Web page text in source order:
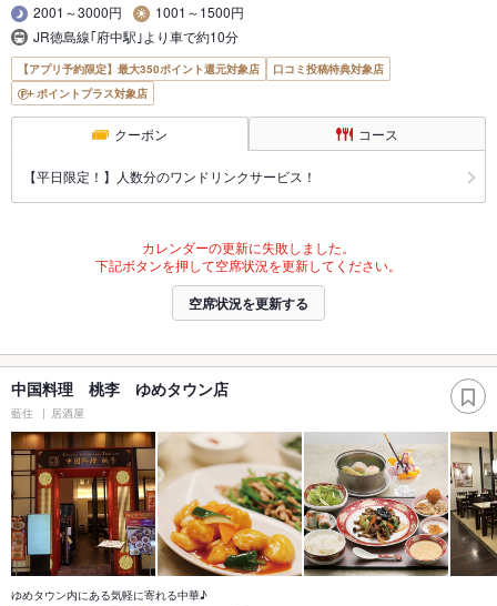
2001～3000円
1001～1500円
JR徳島線｢府中駅｣より車で約10分
【アプリ予約限定】最大350ポイント還元対象店
口コミ投稿特典対象店
ポイントプラス対象店
クーポン コース
【平日限定！】人数分のワンドリンクサービス！
カレンダーの更新に失敗しました。
下記ボタンを押して空席状況を更新してください。
空席状況を更新する
中国料理 桃李 ゆめタウン店
藍住 居酒屋
ゆめタウン内にある気軽に寄れる中華♪